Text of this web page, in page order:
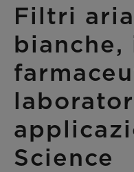
Filtri
bianche,
Science